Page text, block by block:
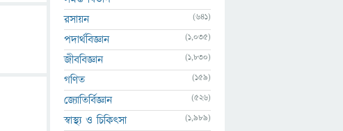
রসায়ন
(641)
পদার্থবিজ্ঞান (1,035)
জীববিজ্ঞান (1,830)
গণিত (159)
জ্যোতির্বিজ্ঞান (526)
স্বাস্থ্য ও চিকিৎসা (1,989)